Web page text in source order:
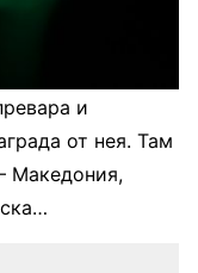
и
от нея. Там
Македония,